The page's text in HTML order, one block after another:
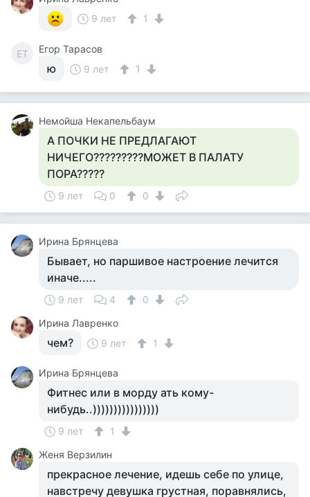
9 лет
1
ЕТ Егор Тарасов
ю 9 лет 1
Немойша Некапельбаум
А ПОЧКИ НЕ ПРЕДЛАГАЮТ
НИЧЕГО?????????МОЖЕТ В ПАЛАТУ
ПОРА?????
9 лет 0 0
Ирина Брянцева
Бывает, но паршивое настроение лечится
иначе.....
9 лет 4
0
Ирина Лавренко
чем? 9 лет 1
Ирина Брянцева
Фитнес или в морду ать кому-
нибудь..))))))))))))))))
9 лет
1
Женя Верзилин
прекрасное лечение, идешь себе по улице,
навстречу девушка грустная, поравнялись,